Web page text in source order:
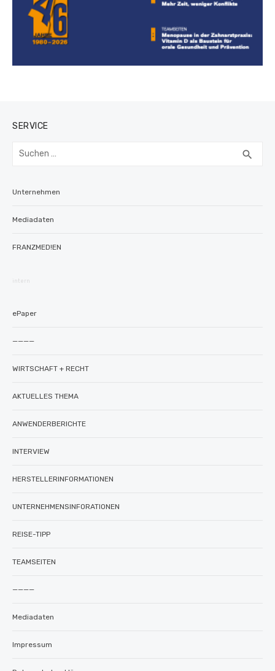
SERVICE
Suchen
search
Unternehmen
Mediadaten
FRANZMED!EN
intern
ePaper
————
WIRTSCHAFT + RECHT
AKTUELLES THEMA
ANWENDERBERICHTE
INTERVIEW
HERSTELLERINFORMATIONEN
UNTERNEHMENSINFORATIONEN
REISE-TIPP
TEAMSEITEN
————
Mediadaten
Impressum